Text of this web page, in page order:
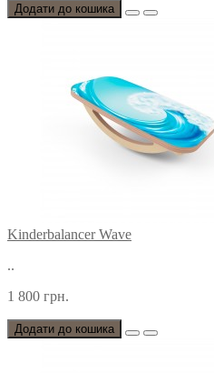
Додати до кошика
Kinderbalancer Wave
..
1 800 грн.
Додати до кошика